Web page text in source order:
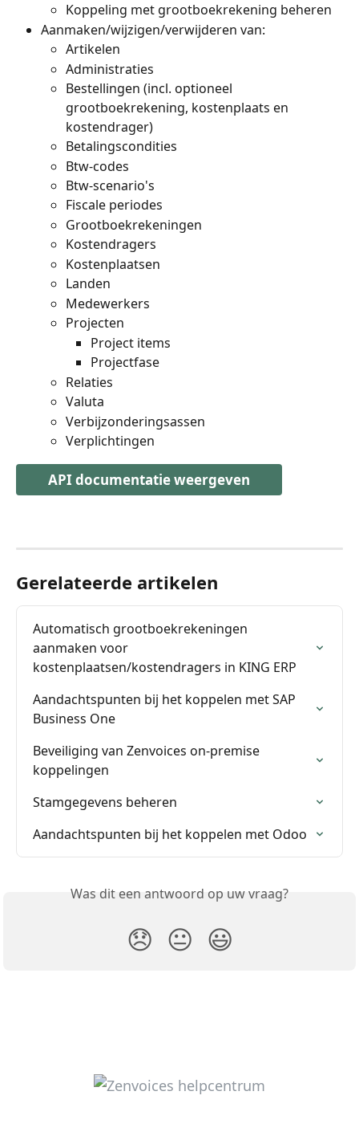
Koppeling met grootboekrekening beheren
Aanmaken/wijzigen/verwijderen van:
Artikelen
Administraties
Bestellingen (incl. optioneel
grootboekrekening, kostenplaats en
kostendrager)
Betalingscondities
Btw-codes
Btw-scenario's
Fiscale periodes
Grootboekrekeningen
Kostendragers
Kostenplaatsen
Landen
Medewerkers
Projecten
Project items
Projectfase
Relaties
Valuta
Verbijzonderingsassen
Verplichtingen
API documentatie weergeven
Gerelateerde artikelen
Automatisch grootboekrekeningen
aanmaken voor
kostenplaatsen/kostendragers in KING ERP
Aandachtspunten bij het koppelen met SAP
Business One
Beveiliging van Zenvoices on-premise
koppelingen
Stamgegevens beheren
Aandachtspunten bij het koppelen met Odoo
Was dit een antwoord op uw vraag?
😞 😐 😃